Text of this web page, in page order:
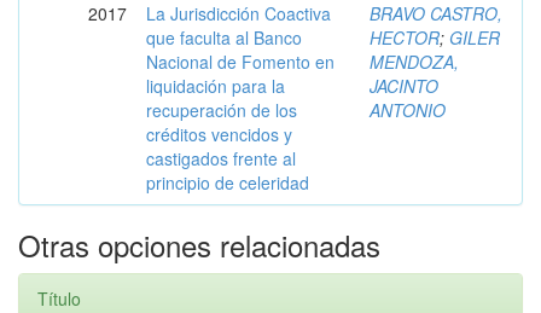
2017
La Jurisdicción Coactiva
que faculta al Banco
Nacional de Fomento en
liquidación para la
recuperación de los
créditos vencidos y
castigados frente al
principio de celeridad
BRAVO CASTRO,
HECTOR; GILER
MENDOZA,
JACINTO
ANTONIO
Otras opciones relacionadas
Título